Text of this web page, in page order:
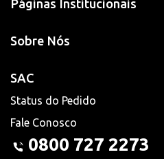
Páginas Institucionais
Sobre Nós
SAC
Status do Pedido
Fale Conosco
0800 727 2273